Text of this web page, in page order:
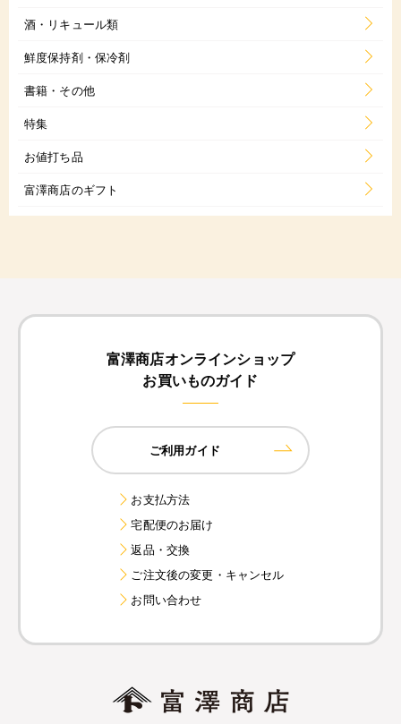
酒・リキュール類
鮮度保持剤・保冷剤
書籍・その他
特集
お値打ち品
富澤商店のギフト
富澤商店オンラインショップ
お買いものガイド
ご利用ガイド
お支払方法
宅配便のお届け
返品・交換
ご注文後の変更・キャンセル
お問い合わせ